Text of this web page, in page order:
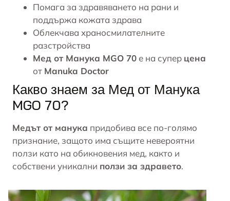
Помага за здравяването на рани и
поддържа кожата здрава
Облекчава храносмилателните
разстройства
Мед от Манука MGO 70 е на супер цена
от Manuka Doctor
Какво знаем за Мед от Манука
MGO 70?
Медът от манука придобива все по-голямо
признание, защото има същите невероятни
ползи като на обикновения мед, както и
собствени уникални ползи за здравето.